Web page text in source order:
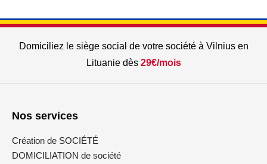
Domiciliez le siège social de votre société à Vilnius en
Lituanie dès 29€/mois
Nos services
Création de SOCIÉTÉ
DOMICILIATION de société